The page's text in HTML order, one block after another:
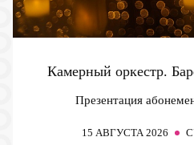
Камерный оркестр.
Презентация
15 АВГУСТА 2026